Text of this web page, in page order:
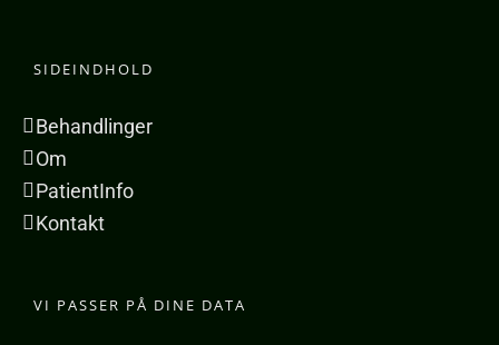
SIDEINDHOLD
Behandlinger
Om
PatientInfo
Kontakt
VI PASSER PÅ DINE DATA